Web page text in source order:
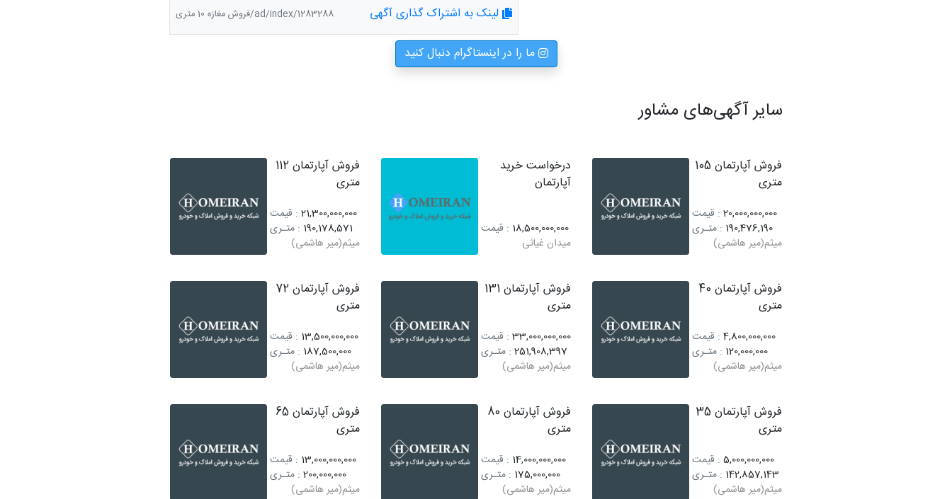
لینک به اشتراک گذاری آگهی ad/index/1283288/فروش مغازه 10 متری
ما را در اینستاگرام دنبال کنید
سایر آگهی‌های مشاور
فروش آپارتمان 105
متری
20,000,000,000 : قیمت
190,476,190 : متـری
میثم(میر هاشمی)
درخواست خرید
آپارتمان
18,500,000,000 : قیمت
میدان غیاثی
فروش آپارتمان 112
متری
21,300,000,000 : قیمت
190,178,571 : متـری
میثم(میر هاشمی)
فروش آپارتمان 40
متری
4,800,000,000 : قیمت
120,000,000 : متـری
میثم(میر هاشمی)
فروش آپارتمان 131
متری
33,000,000,000 : قیمت
251,908,397 : متـری
میثم(میر هاشمی)
فروش آپارتمان 72
متری
13,500,000,000 : قیمت
187,500,000 : متـری
میثم(میر هاشمی)
فروش آپارتمان 35
متری
5,000,000,000 : قیمت
142,857,143 : متـری
میثم(میر هاشمی)
فروش آپارتمان 80
متری
14,000,000,000 : قیمت
175,000,000 : متـری
میثم(میر هاشمی)
فروش آپارتمان 65
متری
13,000,000,000 : قیمت
200,000,000 : متـری
میثم(میر هاشمی)